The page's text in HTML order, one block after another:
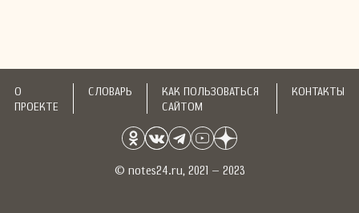
О
ПРОЕКТЕ
СЛОВАРЬ
КАК ПОЛЬЗОВАТЬСЯ
САЙТОМ
КОНТАКТЫ
© notes24.ru, 2021 – 2023